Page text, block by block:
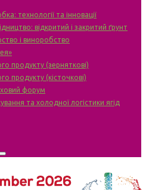
технології та інновації
відкритий і закритий ґрунт
і виноробство
продукту (зерняткові)
продукту (кісточкові)
форум
та холодної логістики ягід